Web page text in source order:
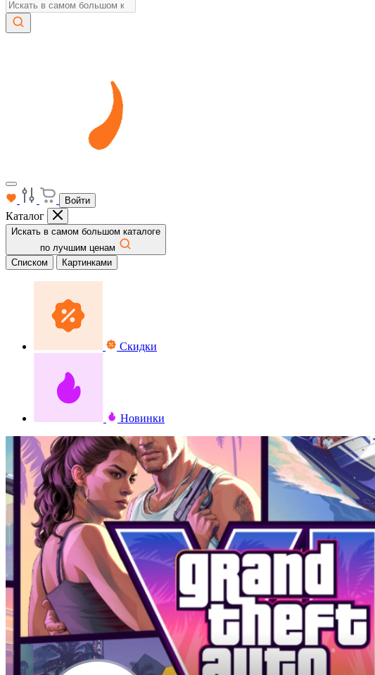
Войти
Каталог
Искать в самом большом каталоге
по лучшим ценам
Списком
Картинками
Скидки
Новинки